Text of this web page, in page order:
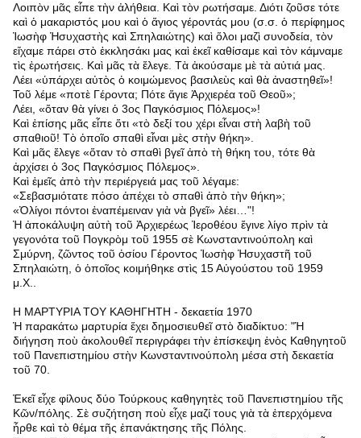
Λοιπὸν μᾶς εἶπε τὴν ἀλήθεια. Καὶ τὸν ρωτήσαμε. Διότι ζοῦσε τότε
καὶ ὁ μακαριστός μου καὶ ὁ ἅγιος γέροντάς μου (σ.σ. ὁ περίφημος
Ἰωσὴφ Ἡσυχαστὴς καὶ Σπηλαιώτης) καὶ ὅλοι μαζὶ συνοδεία, τὸν
εἴχαμε πάρει στὸ ἐκκλησάκι μας καὶ ἐκεῖ καθίσαμε καὶ τὸν κάμναμε
τὶς ἐρωτήσεις. Καὶ μᾶς τὰ ἔλεγε. Τὰ ἀκούσαμε μὲ τὰ αὐτιά μας.
Λέει «ὑπάρχει αὐτὸς ὁ κοιμώμενος βασιλεὺς καὶ θὰ ἀναστηθεῖ»!
Τοῦ λέμε «ποτὲ Γέροντα; Πότε ἅγιε Ἀρχιερέα τοῦ Θεοῦ»;
Λέει, «ὅταν θὰ γίνει ὁ 3ος Παγκόσμιος Πόλεμος»!
Καὶ ἐπίσης μᾶς εἶπε ὅτι «τὸ δεξί του χέρι εἶναι στὴ λαβὴ τοῦ
σπαθιοῦ! Τὸ ὁποῖο σπαθὶ εἶναι μὲς στὴν θήκη».
Καὶ μᾶς ἔλεγε «ὅταν τὸ σπαθὶ βγεῖ ἀπὸ τὴ θήκη του, τότε θὰ
ἀρχίσει ὁ 3ος Παγκόσμιος Πόλεμος».
Καὶ ἐμεῖς ἀπὸ τὴν περιέργειά μας τοῦ λέγαμε:
«Σεβασμιότατε πόσο ἀπέχει τὸ σπαθὶ ἀπὸ τὴν θήκη»;
«Ὀλίγοι πόντοι ἐναπέμειναν γιὰ νὰ βγεῖ» λέει…"!
Ἡ ἀποκάλυψη αὐτὴ τοῦ Ἀρχιερέως Ἰεροθέου ἔγινε λίγο πρὶν τὰ
γεγονότα τοῦ Πογκρὸμ τοῦ 1955 σὲ Κωνσταντινούπολη καὶ
Σμύρνη, ζῶντος τοῦ ὁσίου Γέροντος Ἰωσὴφ Ἡσυχαστῆ τοῦ
Σπηλαιώτη, ὁ ὁποῖος κοιμήθηκε στὶς 15 Αὐγούστου τοῦ 1959
μ.Χ..
Η ΜΑΡΤΥΡΙΑ ΤΟΥ ΚΑΘΗΓΗΤΗ - δεκαετία 1970
Ἡ παρακάτω μαρτυρία ἔχει δημοσιευθεῖ στὸ διαδίκτυο: "Ἡ
διήγηση ποὺ ἀκολουθεῖ περιγράφει τὴν ἐπίσκεψη ἑνὸς Καθηγητοῦ
τοῦ Πανεπιστημίου στὴν Κωνσταντινούπολη μέσα στὴ δεκαετία
τοῦ 70.
Ἐκεῖ εἶχε φίλους δύο Τούρκους καθηγητὲς τοῦ Πανεπιστημίου τῆς
Κῶν/πόλης. Σὲ συζήτηση ποὺ εἶχε μαζί τους γιὰ τὰ ἐπερχόμενα
ἦρθε καὶ τὸ θέμα τῆς ἐπανάκτησης τῆς Πόλης.